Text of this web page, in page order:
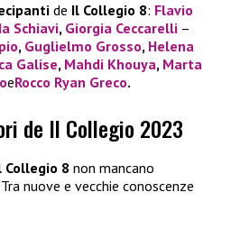
de Il Collegio 8: Flavio
Schiavi, Giorgia Ceccarelli –
, Guglielmo Grosso, Helena
Galise, Mahdi Khouya, Marta
eRocco Ryan Greco.
de Il Collegio 2023
Collegio 8 non mancano
Tra nuove e vecchie conoscenze